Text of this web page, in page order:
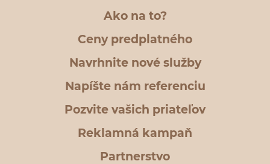
Ako na to?
Ceny predplatného
Navrhnite nové služby
Napíšte nám referenciu
Pozvite vašich priateľov
Reklamná kampaň
Partnerstvo